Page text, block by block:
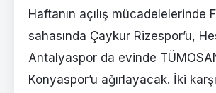
Haftanın açılış mücadelelerinde
sahasında Çaykur Rizespor’u,
Antalyaspor da evinde
Konyaspor’u ağırlayacak. İki